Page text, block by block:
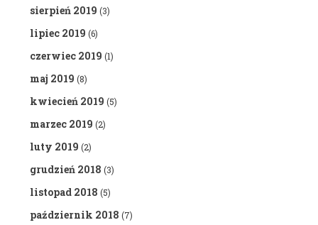
sierpień 2019 (3)
lipiec 2019 (6)
czerwiec 2019 (1)
maj 2019 (8)
kwiecień 2019 (5)
marzec 2019 (2)
luty 2019 (2)
grudzień 2018 (3)
listopad 2018 (5)
październik 2018 (7)